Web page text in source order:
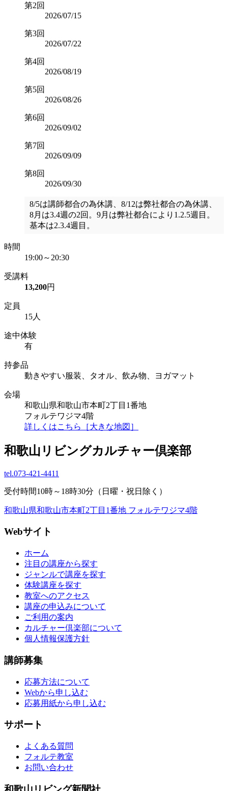
第2回
2026/07/15
第3回
2026/07/22
第4回
2026/08/19
第5回
2026/08/26
第6回
2026/09/02
第7回
2026/09/09
第8回
2026/09/30
8/5は講師都合の為休講、8/12は弊社都合の為休講、
8月は3.4週の2回。9月は弊社都合により1.2.5週目。
基本は2.3.4週目。
時間
19:00～20:30
受講料
13,200円
定員
15人
途中体験
有
持参品
動きやすい服装、タオル、飲み物、ヨガマット
会場
和歌山県和歌山市本町2丁目1番地
フォルテワジマ4階
詳しくはこちら［大きな地図］
和歌山リビングカルチャー倶楽部
tel.073-421-4411
受付時間10時～18時30分（日曜・祝日除く）
和歌山県和歌山市本町2丁目1番地 フォルテワジマ4階
Webサイト
ホーム
注目の講座から探す
ジャンルで講座を探す
体験講座を探す
教室へのアクセス
講座の申込みについて
ご利用の案内
カルチャー倶楽部について
個人情報保護方針
講師募集
応募方法について
Webから申し込む
応募用紙から申し込む
サポート
よくある質問
フォルテ教室
お問い合わせ